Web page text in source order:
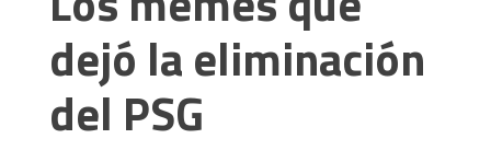
dejó la eliminación
del PSG